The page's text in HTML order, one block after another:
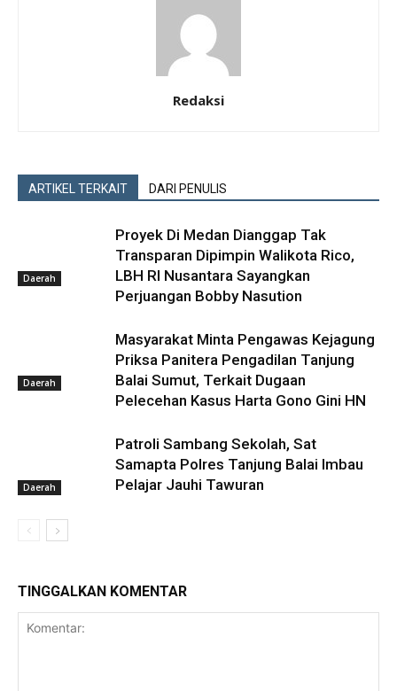
Redaksi
ARTIKEL TERKAIT DARI PENULIS
Daerah
Proyek Di Medan Dianggap Tak
Transparan Dipimpin Walikota Rico,
LBH RI Nusantara Sayangkan
Perjuangan Bobby Nasution
Daerah
Masyarakat Minta Pengawas Kejagung
Priksa Panitera Pengadilan Tanjung
Balai Sumut, Terkait Dugaan
Pelecehan Kasus Harta Gono Gini HN
Daerah
Patroli Sambang Sekolah, Sat
Samapta Polres Tanjung Balai Imbau
Pelajar Jauhi Tawuran
TINGGALKAN KOMENTAR